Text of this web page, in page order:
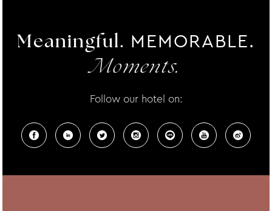
Meaningful. MEMORABLE.
Moments.
Follow our hotel on: